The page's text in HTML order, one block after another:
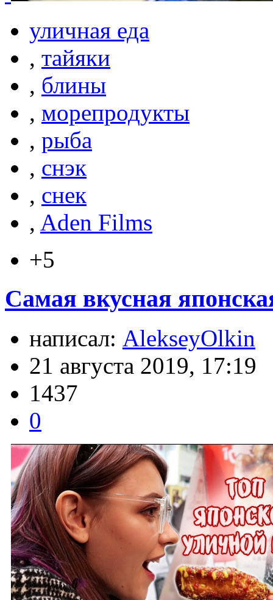
уличная еда
, тайяки
, блины
, морепродукты
, рыба
, снэк
, снек
, Aden Films
+5
Самая вкусная
написал: AlekseyOlkin
21 августа 2019, 17:19
1437
0